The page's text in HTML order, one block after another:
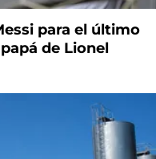
para el último
de Lionel